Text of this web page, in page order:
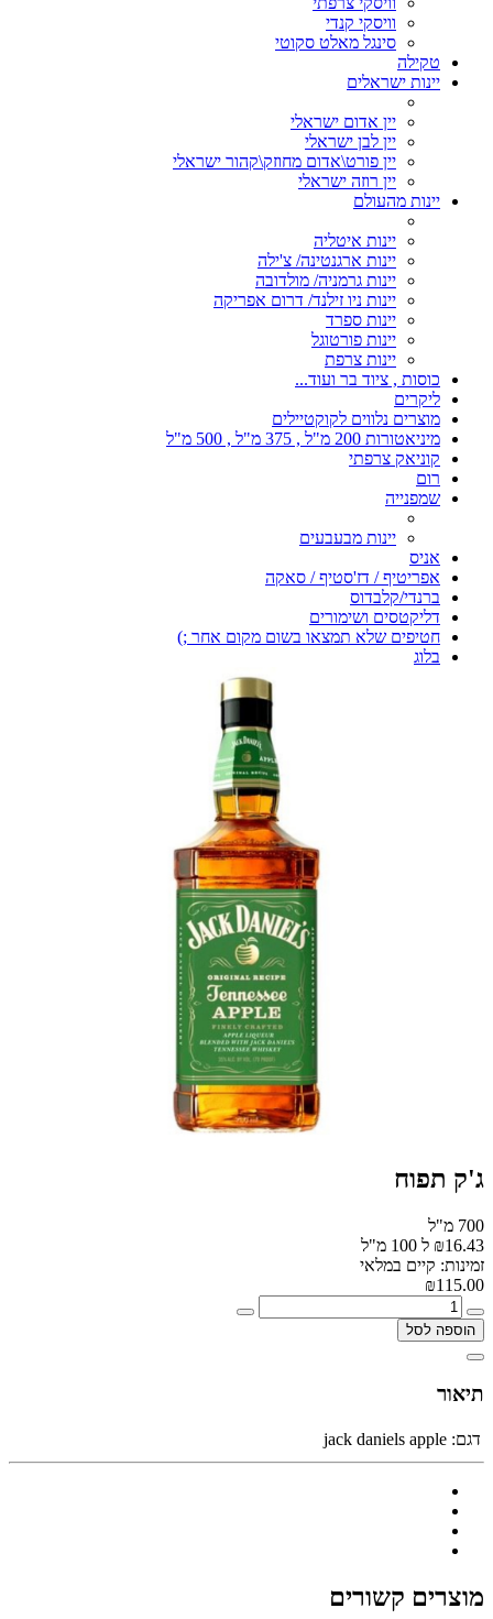
וויסקי קנדי
סינגל מאלט סקוטי
טקילה
יינות ישראלים
יין אדום ישראלי
יין לבן ישראלי
יין פורט\אדום מחוזק\קהור ישראלי
יין רוזה ישראלי
יינות מהעולם
יינות איטליה
יינות ארגנטינה/ צ'ילה
יינות גרמניה/ מולדובה
יינות ניו זילנד/ דרום אפריקה
יינות ספרד
יינות פורטוגל
יינות צרפת
כוסות , ציוד בר ועוד...
ליקרים
מוצרים נלווים לקוקטיילים
מיניאטורות 200 מ"ל , 375 מ"ל , 500 מ"ל
קוניאק צרפתי
רום
שמפנייה
יינות מבעבעים
אניס
אפריטיף / דז'סטיף / סאקה
ברנדי/קלבדוס
דליקטסים ושימורים
חטיפים שלא תמצאו בשום מקום אחר ;)
בלוג
ג'ק תפוח
700 מ"ל
₪16.43 ל 100 מ"ל
זמינות: קיים במלאי
₪115.00
הוספה לסל
תיאור
דגם: jack daniels apple
מוצרים קשורים